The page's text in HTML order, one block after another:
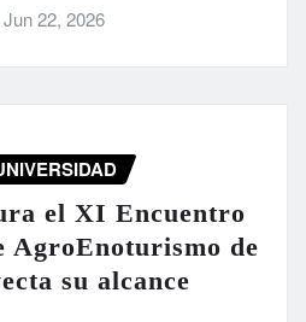
Jun 22, 2026
el XI Encuentro
AgroEnoturismo de
su alcance